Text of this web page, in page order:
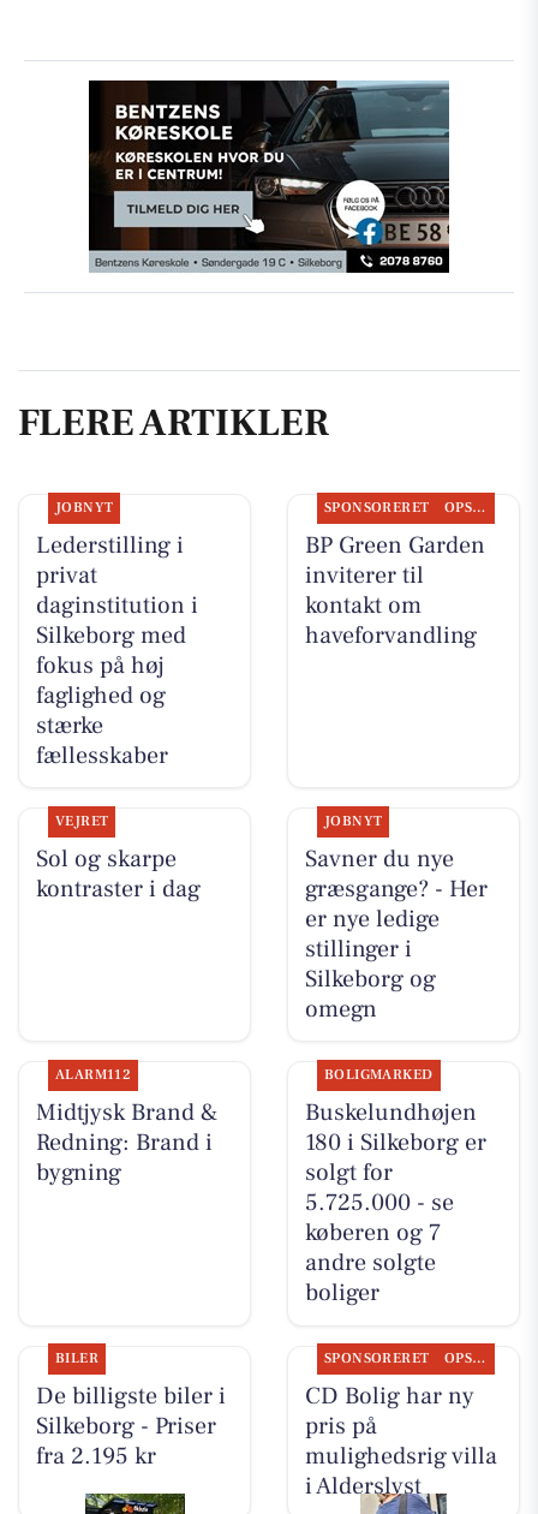
FLERE ARTIKLER
JOBNYT
Lederstilling i
privat
daginstitution i
Silkeborg med
fokus på høj
faglighed og
stærke
fællesskaber
SPONSORERET OPSLAGSTAVLEN
BP Green Garden
inviterer til
kontakt om
haveforvandling
VEJRET
Sol og skarpe
kontraster i dag
JOBNYT
Savner du nye
græsgange? - Her
er nye ledige
stillinger i
Silkeborg og
omegn
ALARM112
Midtjysk Brand &
Redning: Brand i
bygning
BOLIGMARKED
Buskelundhøjen
180 i Silkeborg er
solgt for
5.725.000 - se
køberen og 7
andre solgte
boliger
BILER
De billigste biler i
Silkeborg - Priser
fra 2.195 kr
SPONSORERET OPSLAGSTAVLEN
CD Bolig har ny
pris på
mulighedsrig villa
i Alderslyst